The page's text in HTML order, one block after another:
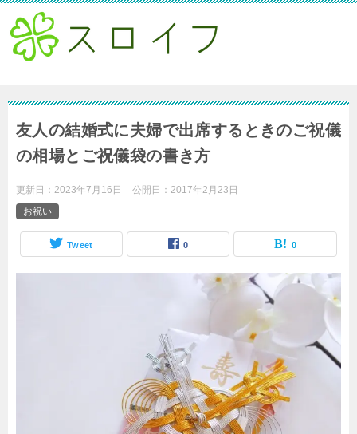
友人の結婚式に夫婦で出席するときのご祝儀
の相場とご祝儀袋の書き方
更新日： 2023年7月16日 公開日： 2017年2月23日
お祝い
Tweet 0 0